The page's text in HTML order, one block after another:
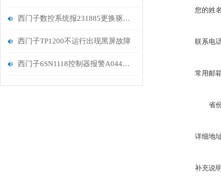
西门子数控系统报231885更换驱动器问题解决
西门子TP1200不运行出现黑屏故障
西门子6SN1118控制器报警A044代码维修处理
您的姓
联系电
常用邮
省
详细地
补充说